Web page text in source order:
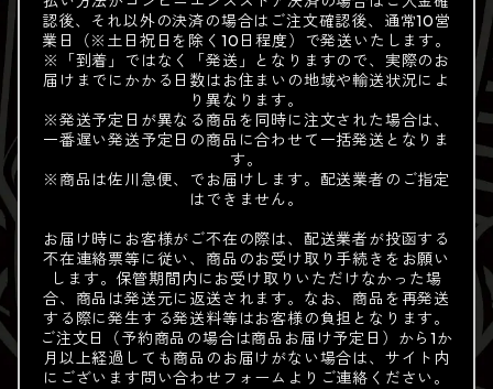
認後、それ以外の決済の場合はご注文確認後、通常10営
業日（※土日祝日を除く10日程度）で発送いたします。
※「到着」ではなく「発送」となりますので、実際のお
届けまでにかかる日数はお住まいの地域や輸送状況によ
り異なります。
※発送予定日が異なる商品を同時に注文された場合は、
一番遅い発送予定日の商品に合わせて一括発送となりま
す。
※商品は佐川急便、でお届けします。配送業者のご指定
はできません。
お届け時にお客様がご不在の際は、配送業者が投函する
不在連絡票等に従い、商品のお受け取り手続きをお願い
します。保管期間内にお受け取りいただけなかった場
合、商品は発送元に返送されます。なお、商品を再発送
する際に発生する発送料等はお客様の負担となります。
ご注文日（予約商品の場合は商品お届け予定日）から1か
月以上経過しても商品のお届けがない場合は、サイト内
にございます問い合わせフォームよりご連絡ください。